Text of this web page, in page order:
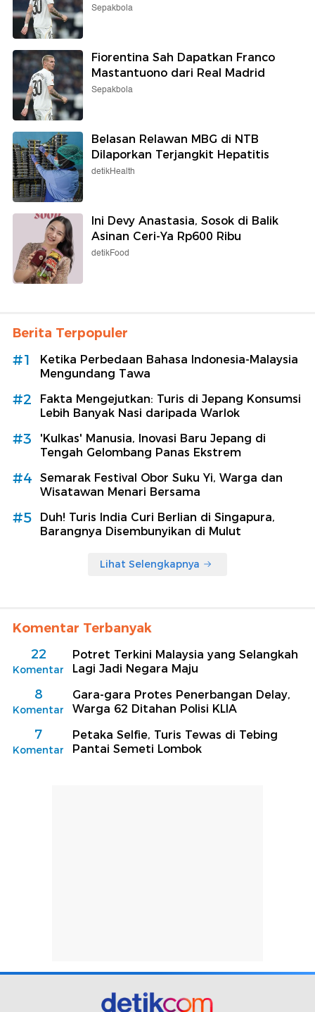
Sepakbola
Fiorentina Sah Dapatkan Franco
Mastantuono dari Real Madrid
Sepakbola
Belasan Relawan MBG di NTB
Dilaporkan Terjangkit Hepatitis
detikHealth
Ini Devy Anastasia, Sosok di Balik
Asinan Ceri-Ya Rp600 Ribu
detikFood
Berita Terpopuler
#1
Ketika Perbedaan Bahasa Indonesia-Malaysia
Mengundang Tawa
#2
Fakta Mengejutkan: Turis di Jepang Konsumsi
Lebih Banyak Nasi daripada Warlok
#3
'Kulkas' Manusia, Inovasi Baru Jepang di
Tengah Gelombang Panas Ekstrem
#4
Semarak Festival Obor Suku Yi, Warga dan
Wisatawan Menari Bersama
#5
Duh! Turis India Curi Berlian di Singapura,
Barangnya Disembunyikan di Mulut
Lihat Selengkapnya
Komentar Terbanyak
22
Komentar
Potret Terkini Malaysia yang Selangkah
Lagi Jadi Negara Maju
8
Komentar
Gara-gara Protes Penerbangan Delay,
Warga 62 Ditahan Polisi KLIA
7
Komentar
Petaka Selfie, Turis Tewas di Tebing
Pantai Semeti Lombok